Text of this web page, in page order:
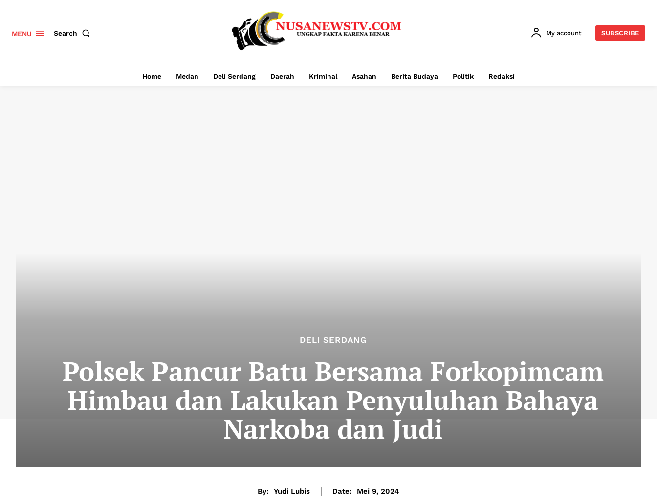
MENU Search My account SUBSCRIBE
Home Medan Deli Serdang Daerah Kriminal Asahan Berita Budaya Politik Redaksi
DELI SERDANG
Polsek Pancur Batu Bersama Forkopimcam
Himbau dan Lakukan Penyuluhan Bahaya
Narkoba dan Judi
By: Yudi Lubis Date: Mei 9, 2024